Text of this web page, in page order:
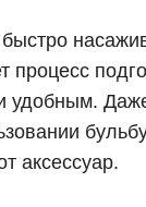
процесс
удобным.
аксессуар.